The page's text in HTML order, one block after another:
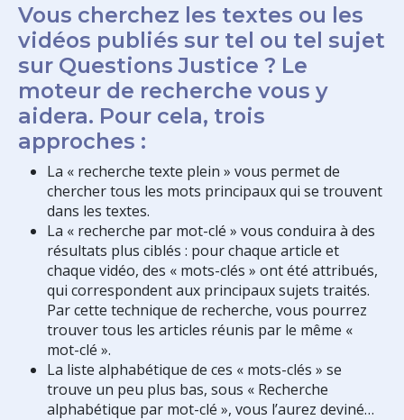
Vous cherchez les textes ou les
vidéos publiés sur tel ou tel sujet
sur Questions Justice ? Le
moteur de recherche vous y
aidera. Pour cela, trois
approches :
La « recherche texte plein » vous permet de
chercher tous les mots principaux qui se trouvent
dans les textes.
La « recherche par mot-clé » vous conduira à des
résultats plus ciblés : pour chaque article et
chaque vidéo, des « mots-clés » ont été attribués,
qui correspondent aux principaux sujets traités.
Par cette technique de recherche, vous pourrez
trouver tous les articles réunis par le même «
mot-clé ».
La liste alphabétique de ces « mots-clés » se
trouve un peu plus bas, sous « Recherche
alphabétique par mot-clé », vous l’aurez deviné…